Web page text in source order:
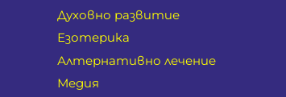
Духовно развитие
Езотерика
Алтернативно лечение
Медия